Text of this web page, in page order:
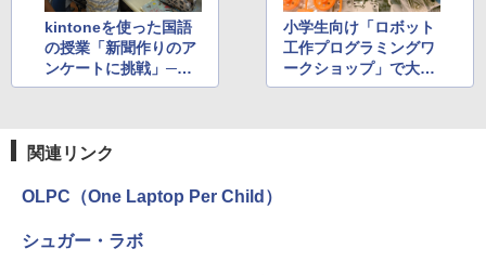
kintoneを使った国語
の授業「新聞作りのア
ンケートに挑戦」──
サイボウズと小山市立
小学生向け「ロボット
工作プログラミングワ
ークショップ」で大人
もタミヤのカムロボを
関連リンク
OLPC（One Laptop Per Child）
シュガー・ラボ